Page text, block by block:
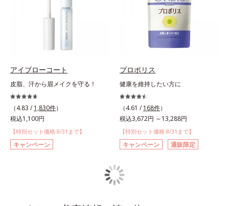
アイブローコート
皮脂、汗から眉メイクを守る！
（4.83 / 1,830件）
税込1,100円
【特別セット価格 8/31まで】
キャンペーン
プロポリス
健康を維持したい方に
（4.61 / 168件）
税込3,672円 ～13,288円
【特別セット価格 8/31まで】
キャンペーン 通販限定